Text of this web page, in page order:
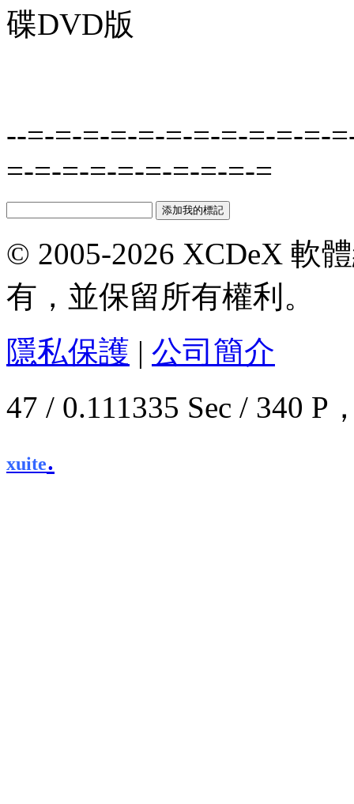
碟DVD版
--=-=-=-=-=-=-=-=-=-=-=-
=-=-=-=-=-=-=-=-=-=
© 2005-2026 XCDeX 軟
有，並保留所有權利。
隱私保護 | 公司簡介
47 / 0.111335 Sec / 340
xuite.